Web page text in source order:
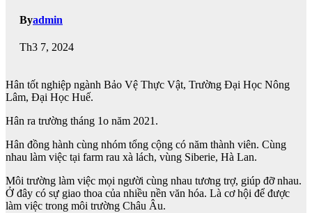
Byadmin
Th3 7, 2024
Hân tốt nghiệp ngành Bảo Vệ Thực Vật, Trường Đại Học Nông
Lâm, Đại Học Huế.
Hân ra trường tháng 1o năm 2021.
Hân đồng hành cùng nhóm tổng cộng có năm thành viên. Cùng
nhau làm việc tại farm rau xà lách, vùng Siberie, Hà Lan.
Môi trường làm việc mọi người cùng nhau tương trợ, giúp đỡ nhau.
Ở đây có sự giao thoa của nhiều nền văn hóa. Là cơ hội để được
làm việc trong môi trường Châu Âu.